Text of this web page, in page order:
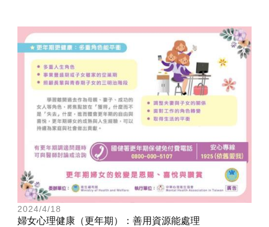
2024/4/18
婦女心理健康（更年期）：善用資源能處理